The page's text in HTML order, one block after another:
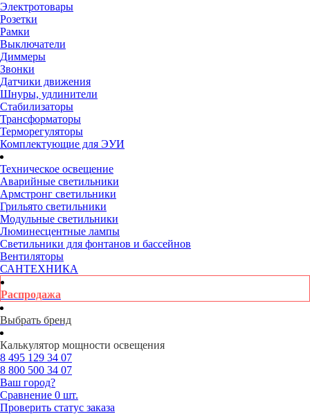
Электротовары
Розетки
Рамки
Выключатели
Диммеры
Звонки
Датчики движения
Шнуры, удлинители
Стабилизаторы
Трансформаторы
Терморегуляторы
Комплектующие для ЭУИ
Техническое освещение
Аварийные светильники
Армстронг светильники
Грильято светильники
Модульные светильники
Люминесцентные лампы
Светильники для фонтанов и бассейнов
Вентиляторы
САНТЕХНИКА
Распродажа
Выбрать бренд
Калькулятор мощности освещения
8 495 129 34 07
8 800 500 34 07
Ваш город?
Сравнение 0 шт.
Проверить статус заказа